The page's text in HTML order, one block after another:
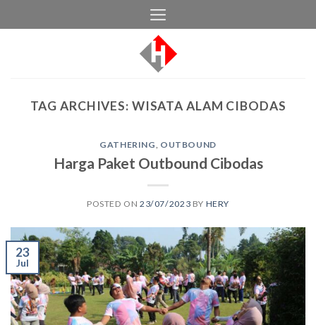
to
TAG ARCHIVES: WISATA ALAM CIBODAS
GATHERING OUTBOUND
Harga Paket Outbound Cibodas
POSTED ON23/07/2023 BY HERY
23
Jul